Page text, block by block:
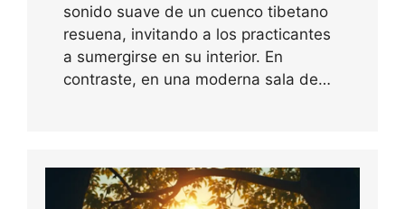
sonido suave de un cuenco tibetano
resuena, invitando a los practicantes
a sumergirse en su interior. En
contraste, en una moderna sala de…